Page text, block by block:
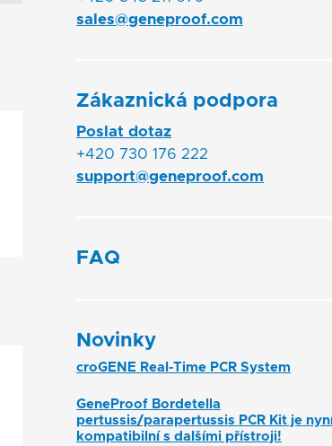
sales@geneproof.com
Zákaznická podpora
Poslat dotaz
+420 730 176 222
support@geneproof.com
FAQ
Novinky
croGENE Real-Time PCR System
GeneProof Bordetella
pertussis/parapertussis PCR Kit je
kompatibilní s dalšími přístroji!